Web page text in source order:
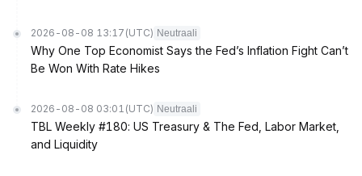
2026-08-08 13:17 (UTC) Neutraali
Why One Top Economist Says the Fed’s Inflation Fight Can’t
Be Won With Rate Hikes
2026-08-08 03:01 (UTC) Neutraali
TBL Weekly #180: US Treasury & The Fed, Labor Market,
and Liquidity